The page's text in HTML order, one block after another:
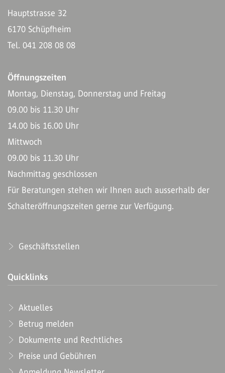
Hauptstrasse 32
6170 Schüpfheim
Tel. 041 208 08 08
Öffnungszeiten
Montag, Dienstag, Donnerstag und Freitag
09.00 bis 11.30 Uhr
14.00 bis 16.00 Uhr
Mittwoch
09.00 bis 11.30 Uhr
Nachmittag geschlossen
Für Beratungen stehen wir Ihnen auch ausserhalb der
Schalteröffnungszeiten gerne zur Verfügung.
Geschäftsstellen
Quicklinks
Aktuelles
Betrug melden
Dokumente und Rechtliches
Preise und Gebühren